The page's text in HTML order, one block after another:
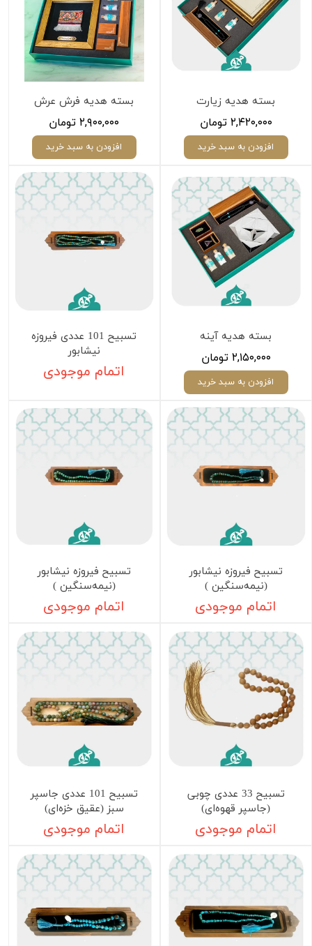
بسته هدیه زیارت
۲,۴۲۰,۰۰۰ تومان
افزودن به سبد خرید
بسته هدیه فرش عرش
۲,۹۰۰,۰۰۰ تومان
افزودن به سبد خرید
بسته هدیه آینه
۲,۱۵۰,۰۰۰ تومان
افزودن به سبد خرید
تسبیح 101 عددی فیروزه
نیشابور
اتمام موجودی
تسبیح فیروزه نیشابور
(نیمه‌سنگین )
اتمام موجودی
تسبیح فیروزه نیشابور
(نیمه‌سنگین )
اتمام موجودی
تسبیح 33 عددی چوبی
(جاسپر قهوه‌ای)
اتمام موجودی
تسبیح 101 عددی جاسپر
سبز (عقیق خزه‌ای)
اتمام موجودی